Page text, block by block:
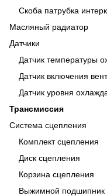
Скоба патрубка
Масляный радиатор
Датчики
Датчик температуры
Датчик включения
Датчик уровня
Трансмиссия
Система сцепления
Комплект сцепления
Диск сцепления
Корзина сцепления
Выжимной подшипник